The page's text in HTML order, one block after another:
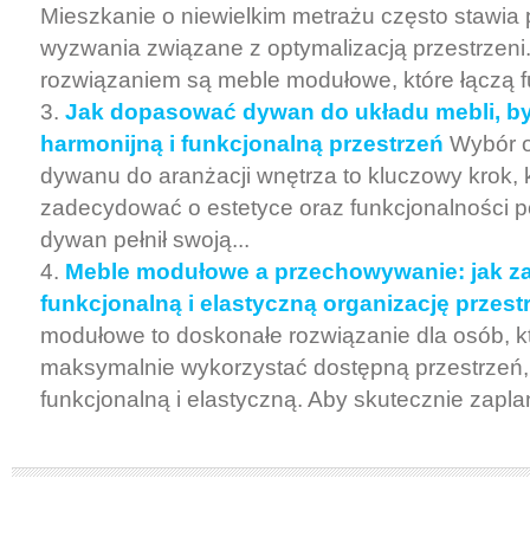
Mieszkanie o niewielkim metrażu często stawia
wyzwania związane z optymalizacją
rozwiązaniem są meble modułowe, które łączą
Jak dopasować dywan do układu mebli,
harmonijną i funkcjonalną przestrzeń Wybór
dywanu do aranżacji wnętrza to kluczowy krok,
zadecydować o estetyce oraz funkcjonalności
dywan pełnił swoją...
Meble modułowe a przechowywanie: jak
funkcjonalną i elastyczną organizację
modułowe to doskonałe rozwiązanie dla osób,
maksymalnie wykorzystać dostępną
funkcjonalną i elastyczną. Aby skutecznie